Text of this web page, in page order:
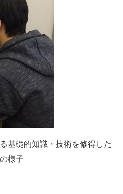
基礎的知識・技術を修得した
様子